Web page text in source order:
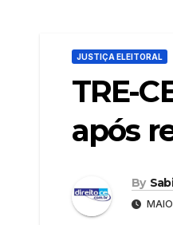
JUSTIÇA ELEITORAL
TRE-
após
By